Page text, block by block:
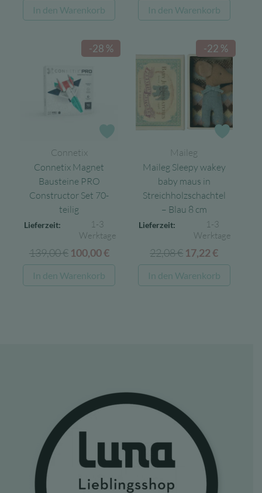
war:
15,99 €
ist:
9,59 €.
In den Warenkorb
war:
ist:
In den Warenkorb
-28 %
Connetix
Connetix Magnet
Bausteine PRO
Constructor Set 70-
teilig
Lieferzeit:
1-3
Werktage
139,00€ Ursprünglicher
Preis
war:
100,00€Aktueller
Preis
ist:
In den Warenkorb
-22 %
Maileg
Maileg Sleepy wakey
baby maus in
Streichholzschachtel
– Blau 8 cm
Lieferzeit:
1-3
Werktage
22,08€ Ursprünglicher
Preis
war:
17,22€
Preis
ist:
In den Warenkorb